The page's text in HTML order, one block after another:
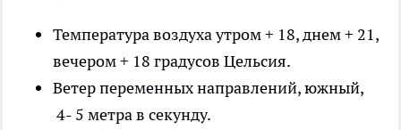
Температура воздуха утром + 18, днем + 21,
вечером + 18 градусов Цельсия.
Ветер переменных направлений, южный,
4- 5 метра в секунду.